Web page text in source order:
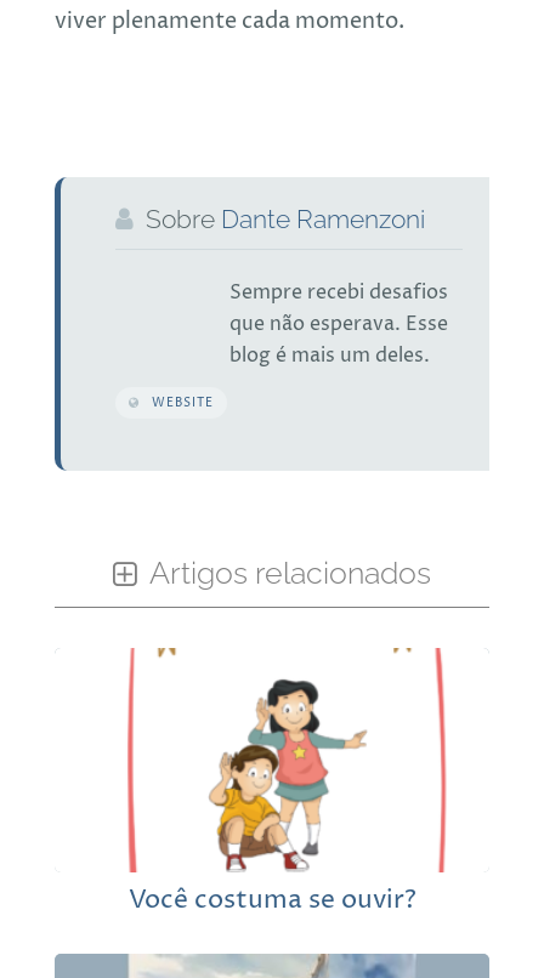
viver plenamente cada momento.
Sobre Dante Ramenzoni
Sempre recebi desafios
que não esperava. Esse
blog é mais um deles.
WEBSITE
Artigos relacionados
Você costuma se ouvir?